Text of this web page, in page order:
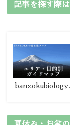
記事を探す際